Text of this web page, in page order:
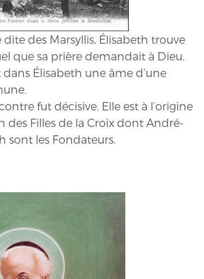
des Marsyllis, Élisabeth trouve
que sa prière demandait à Dieu.
Élisabeth une âme d’une
fut décisive. Elle est à l’origine
des Filles de la Croix dont André-
sont les Fondateurs.